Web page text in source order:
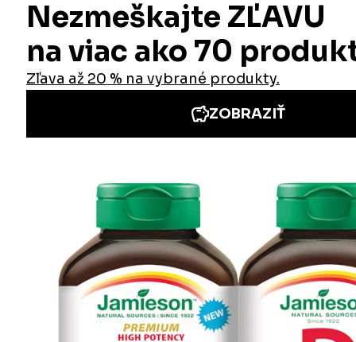
Iné stránky Jamieson
Prihlásenie do newslettra
Zadaním emailovej adresy a odoslaním formulára udeľujete svoj súhlas so
spracovaním osobných údajov na účely marketingu. Pre bližšie informácie